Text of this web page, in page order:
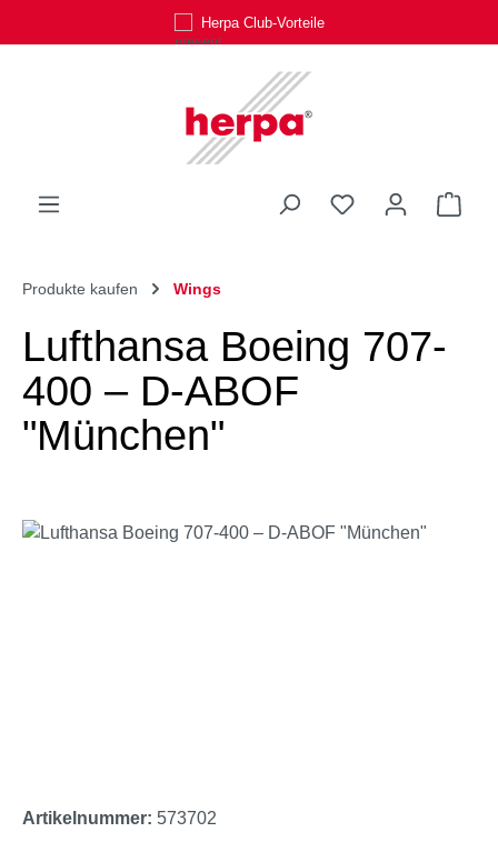
Zum Hauptinhalt springenHerpa Club-Vorteile
Du hast 0
Produkte kaufen Wings
Lufthansa Boeing 707-
400 – D-ABOF
"München"
Bildergalerie überspringen
Artikelnummer: 573702